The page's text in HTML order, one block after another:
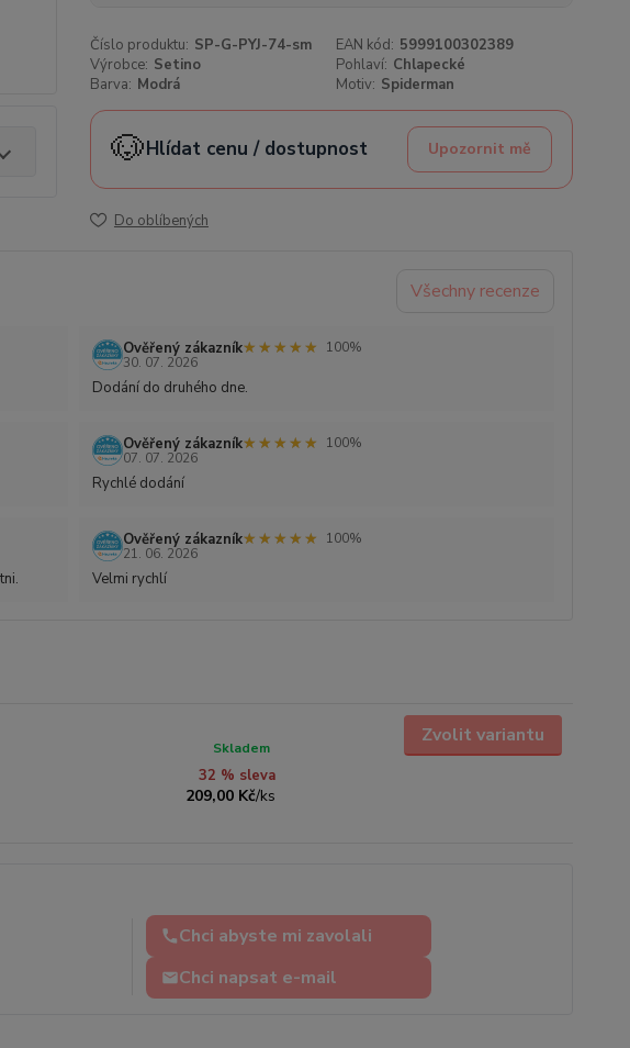
Číslo produktu: SP-G-PYJ-74-sm EAN kód: 5999100302389
Výrobce: Setino Pohlaví: Chlapecké
Barva: Modrá Motiv: Spiderman
🐶Hlídat cenu / dostupnost Upozornit mě
Do oblíbených
Všechny recenze
Ověřený zákazník★★★★★
★★★★★
100%
30. 07. 2026
Dodání do druhého dne.
Ověřený zákazník★★★★★
★★★★★
100%
07. 07. 2026
Rychlé dodání
Ověřený zákazník★★★★★
★★★★★
100%
21. 06. 2026
Velmi rychlí
32 % sleva
209,00 Kč/ks
Skladem
Zvolit variantu
Chci abyste mi zavolali
Chci napsat e-mail